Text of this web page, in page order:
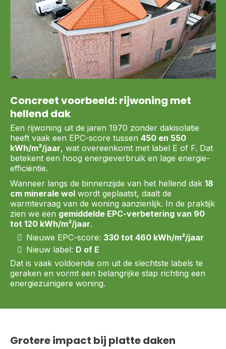
Concreet voorbeeld: rijwoning met
hellend dak
Een rijwoning uit de jaren 1970 zonder dakisolatie
heeft vaak een EPC-score tussen 450 en 550
kWh/m²/jaar, wat overeenkomt met label E of F. Dat
betekent een hoog energieverbruik en lage energie-
efficiëntie.
Wanneer langs de binnenzijde van het hellend dak 18
cm minerale wol wordt geplaatst, daalt de
warmtevraag van de woning aanzienlijk. In de praktijk
zien we een gemiddelde EPC-verbetering van 90
tot 120 kWh/m²/jaar.
Nieuwe EPC-score: 330 tot 460 kWh/m²/jaar
Nieuw label: D of E
Dat is vaak voldoende om uit de slechtste labels te
geraken en vormt een belangrijke stap richting een
energiezuinigere woning.
Grotere impact bij platte daken